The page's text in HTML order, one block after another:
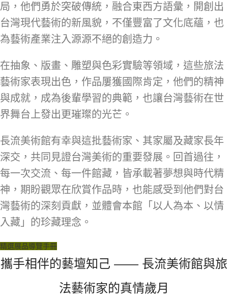
局，他們勇於突破傳統，融合東西方語彙，開創出
台灣現代藝術的新風貌，不僅豐富了文化底蘊，也
為藝術產業注入源源不絕的創造力。
在抽象、版畫、雕塑與色彩實驗等領域，這些旅法
藝術家表現出色，作品屢獲國際肯定，他們的精神
與成就，成為後輩學習的典範，也讓台灣藝術在世
界舞台上發出更璀璨的光芒。
長流美術館有幸與這批藝術家、其家屬及藏家長年
深交，共同見證台灣美術的重要發展。回首過往，
每一次交流、每一件館藏，皆承載著夢想與時代精
神，期盼觀眾在欣賞作品時，也能感受到他們對台
灣藝術的深刻貢獻，並體會本館「以人為本、以情
入藏」的珍藏理念。
精選展品導覽手冊
攜手相伴的藝壇知己 —— 長流美術館與旅
法藝術家的真情歲月